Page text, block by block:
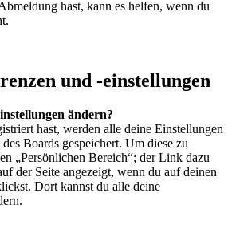
hast, kann es helfen, wenn du
und -einstellungen
ändern?
hast, werden alle deine Einstellungen
Boards gespeichert. Um diese zu
„Persönlichen Bereich“; der Link dazu
der Seite angezeigt, wenn du auf deinen
Dort kannst du alle deine